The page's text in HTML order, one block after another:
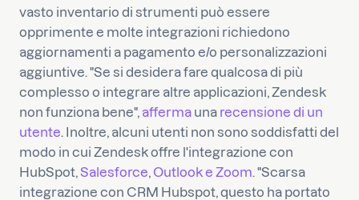
vasto inventario di strumenti può essere
opprimente e molte integrazioni richiedono
aggiornamenti a pagamento e/o personalizzazioni
aggiuntive. "Se si desidera fare qualcosa di più
complesso o integrare altre applicazioni, Zendesk
non funziona bene",afferma una recensione di un
utente. Inoltre, alcuni utenti non sono soddisfatti del
modo in cui Zendesk offre l'integrazione con
HubSpot,Salesforce, Outlook e Zoom. "Scarsa
integrazione con CRM Hubspot, questo ha portato